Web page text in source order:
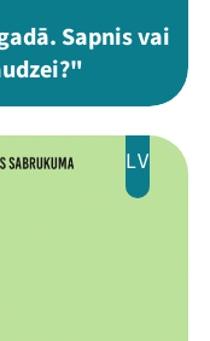
Sapnis vai
LV